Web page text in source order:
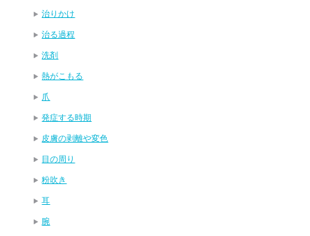
治りかけ
治る過程
洗剤
熱がこもる
爪
発症する時期
皮膚の剥離や変色
目の周り
粉吹き
耳
腕